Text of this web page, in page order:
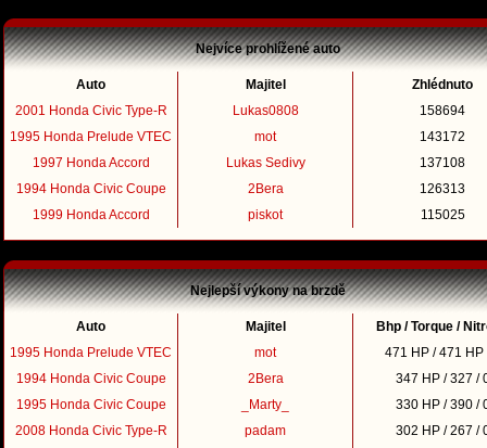
Nejvíce prohlížené auto
Auto Majitel
Zhlédnuto
2001 Honda Civic Type-R
Lukas0808
158694
1995 Honda Prelude VTEC
mot
143172
1997 Honda Accord
Lukas Sedivy
137108
1994 Honda Civic Coupe
2Bera
126313
1999 Honda Accord
piskot 115025
Nejlepší výkony na brzdě
Auto Majitel
Bhp / Torque /
1995 Honda Prelude VTEC
mot
471 HP / 471 HP
1994 Honda Civic Coupe
2Bera
347 HP / 327 /
1995 Honda Civic Coupe
_Marty_
330 HP / 390 /
2008 Honda Civic Type-R
padam
302 HP / 267 /